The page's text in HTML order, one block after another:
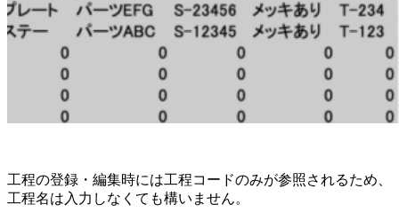
工程の登録・編集時には工程コードのみが参照されるため、
工程名は入力しなくても構いません。